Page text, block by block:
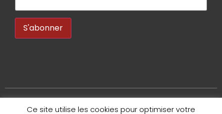
Copyright 2020 – Bruno Tauzin – Tous droits réservés.
Ce site utilise les cookies pour optimiser votre